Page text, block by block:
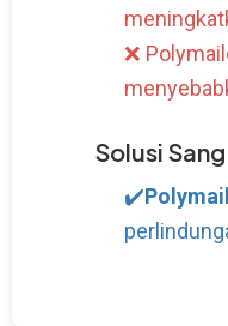
❌
Solusi
✔️